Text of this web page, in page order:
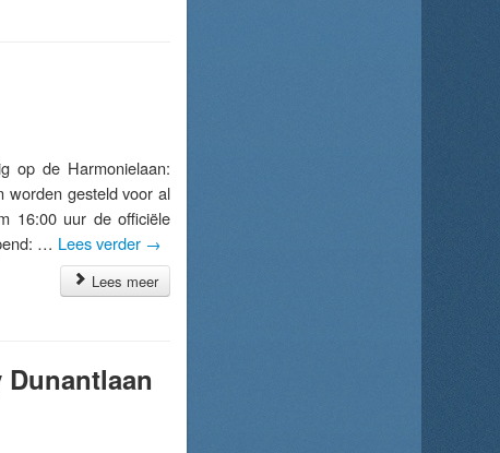
op de Harmonielaan:
worden gesteld voor al
16:00 uur de officiële
… Lees verder →
Lees meer